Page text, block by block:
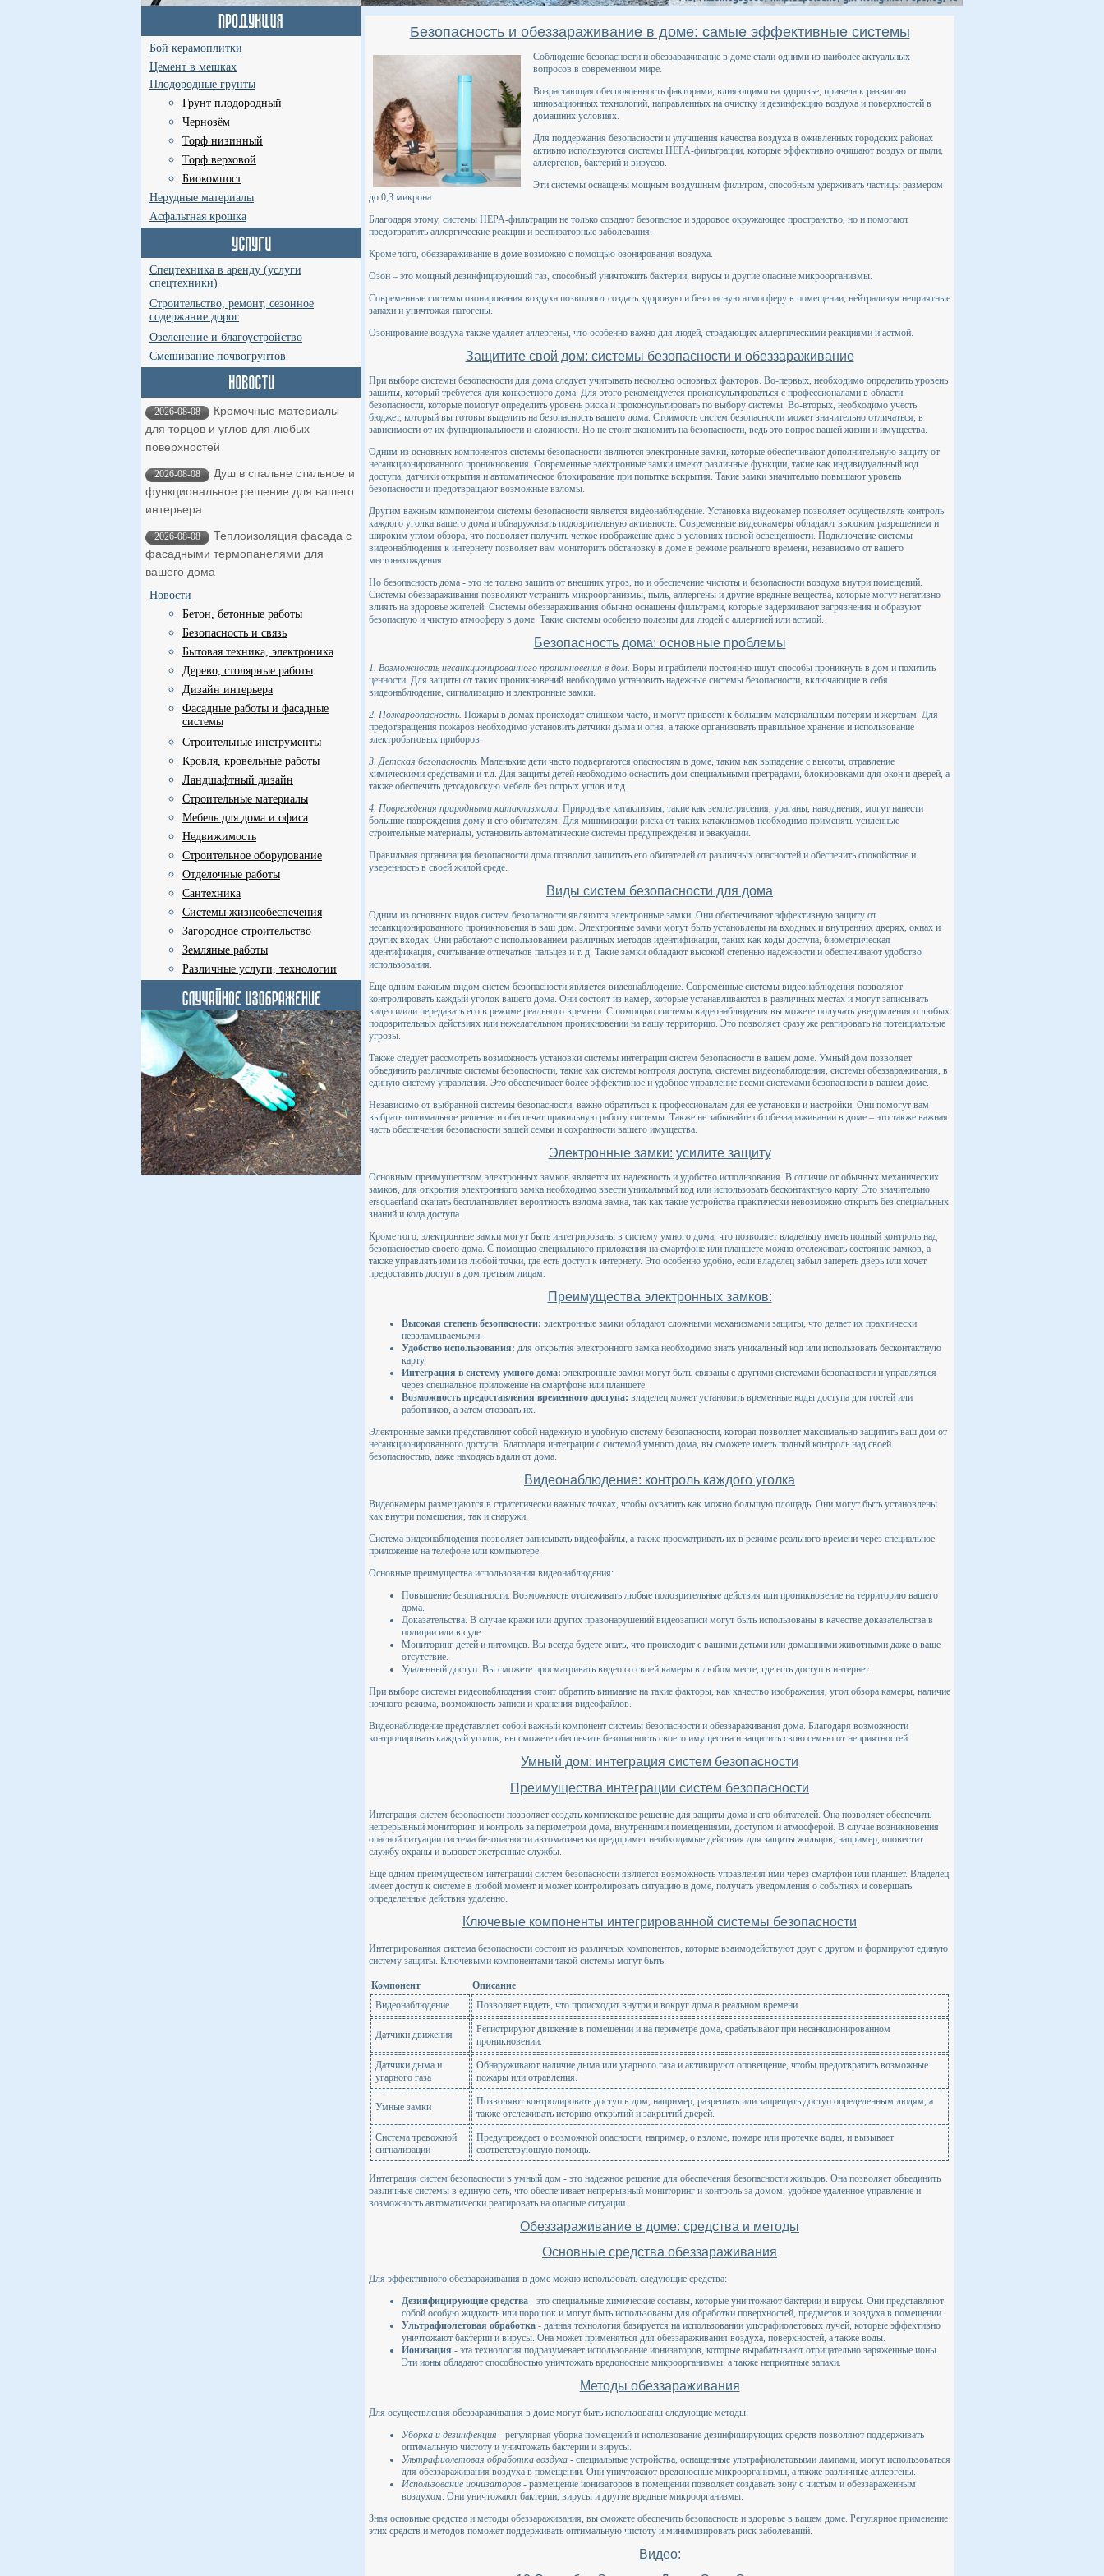
Бой керамоплитки
Цемент в мешках
Плодородные грунты
Грунт плодородный
Чернозём
Торф низинный
Торф верховой
Биокомпост
Нерудные материалы
Асфальтная крошка
Спецтехника в аренду (услуги
спецтехники)
Строительство, ремонт, сезонное
содержание дорог
Озеленение и благоустройство
Смешивание почвогрунтов
2026-08-08
Кромочные материалы
для торцов и углов для любых
поверхностей
2026-08-08
Душ в спальне стильное и
функциональное решение для вашего
интерьера
2026-08-08
Теплоизоляция фасада с
фасадными термопанелями для
вашего дома
Новости
Бетон, бетонные работы
Безопасность и связь
Бытовая техника, электроника
Дерево, столярные работы
Дизайн интерьера
Фасадные работы и фасадные
системы
Строительные инструменты
Кровля, кровельные работы
Ландшафтный дизайн
Строительные материалы
Мебель для дома и офиса
Недвижимость
Строительное оборудование
Отделочные работы
Сантехника
Системы жизнеобеспечения
Загородное строительство
Земляные работы
Различные услуги, технологии
Безопасность и обеззараживание в доме: самые эффективные системы
Соблюдение безопасности и обеззараживание в доме стали одними из наиболее актуальных
вопросов в современном мире.
Возрастающая обеспокоенность факторами, влияющими на здоровье, привела к развитию
инновационных технологий, направленных на очистку и дезинфекцию воздуха и поверхностей в
домашних условиях.
Для поддержания безопасности и улучшения качества воздуха в оживленных городских районах
активно используются системы HEPA-фильтрации, которые эффективно очищают воздух от пыли,
аллергенов, бактерий и вирусов.
Эти системы оснащены мощным воздушным фильтром, способным удерживать частицы размером
до 0,3 микрона.
Благодаря этому, системы HEPA-фильтрации не только создают безопасное и здоровое окружающее пространство, но и помогают
предотвратить аллергические реакции и респираторные заболевания.
Кроме того, обеззараживание в доме возможно с помощью озонирования воздуха.
Озон – это мощный дезинфицирующий газ, способный уничтожить бактерии, вирусы и другие опасные микроорганизмы.
Современные системы озонирования воздуха позволяют создать здоровую и безопасную атмосферу в помещении, нейтрализуя неприятные
запахи и уничтожая патогены.
Озонирование воздуха также удаляет аллергены, что особенно важно для людей, страдающих аллергическими реакциями и астмой.
Защитите свой дом: системы безопасности и обеззараживание
При выборе системы безопасности для дома следует учитывать несколько основных факторов. Во-первых, необходимо определить уровень
защиты, который требуется для конкретного дома. Для этого рекомендуется проконсультироваться с профессионалами в области
безопасности, которые помогут определить уровень риска и проконсультировать по выбору системы. Во-вторых, необходимо учесть
бюджет, который вы готовы выделить на безопасность вашего дома. Стоимость систем безопасности может значительно отличаться, в
зависимости от их функциональности и сложности. Но не стоит экономить на безопасности, ведь это вопрос вашей жизни и имущества.
Одним из основных компонентов системы безопасности являются электронные замки, которые обеспечивают дополнительную защиту от
несанкционированного проникновения. Современные электронные замки имеют различные функции, такие как индивидуальный код
доступа, датчики открытия и автоматическое блокирование при попытке вскрытия. Такие замки значительно повышают уровень
безопасности и предотвращают возможные взломы.
Другим важным компонентом системы безопасности является видеонаблюдение. Установка видеокамер позволяет осуществлять контроль
каждого уголка вашего дома и обнаруживать подозрительную активность. Современные видеокамеры обладают высоким разрешением и
широким углом обзора, что позволяет получить четкое изображение даже в условиях низкой освещенности. Подключение системы
видеонаблюдения к интернету позволяет вам мониторить обстановку в доме в режиме реального времени, независимо от вашего
местонахождения.
Но безопасность дома - это не только защита от внешних угроз, но и обеспечение чистоты и безопасности воздуха внутри помещений.
Системы обеззараживания позволяют устранить микроорганизмы, пыль, аллергены и другие вредные вещества, которые могут негативно
влиять на здоровье жителей. Системы обеззараживания обычно оснащены фильтрами, которые задерживают загрязнения и образуют
безопасную и чистую атмосферу в доме. Такие системы особенно полезны для людей с аллергией или астмой.
Безопасность дома: основные проблемы
1. Возможность несанкционированного проникновения в дом. Воры и грабители постоянно ищут способы проникнуть в дом и похитить
ценности. Для защиты от таких проникновений необходимо установить надежные системы безопасности, включающие в себя
видеонаблюдение, сигнализацию и электронные замки.
2. Пожароопасность. Пожары в домах происходят слишком часто, и могут привести к большим материальным потерям и жертвам. Для
предотвращения пожаров необходимо установить датчики дыма и огня, а также организовать правильное хранение и использование
электробытовых приборов.
3. Детская безопасность. Маленькие дети часто подвергаются опасностям в доме, таким как выпадение с высоты, отравление
химическими средствами и т.д. Для защиты детей необходимо оснастить дом специальными преградами, блокировками для окон и дверей, а
также обеспечить детсадовскую мебель без острых углов и т.д.
4. Повреждения природными катаклизмами. Природные катаклизмы, такие как землетрясения, ураганы, наводнения, могут нанести
большие повреждения дому и его обитателям. Для минимизации риска от таких катаклизмов необходимо применять усиленные
строительные материалы, установить автоматические системы предупреждения и эвакуации.
Правильная организация безопасности дома позволит защитить его обитателей от различных опасностей и обеспечить спокойствие и
уверенность в своей жилой среде.
Виды систем безопасности для дома
Одним из основных видов систем безопасности являются электронные замки. Они обеспечивают эффективную защиту от
несанкционированного проникновения в ваш дом. Электронные замки могут быть установлены на входных и внутренних дверях, окнах и
других входах. Они работают с использованием различных методов идентификации, таких как коды доступа, биометрическая
идентификация, считывание отпечатков пальцев и т. д. Такие замки обладают высокой степенью надежности и обеспечивают удобство
использования.
Еще одним важным видом систем безопасности является видеонаблюдение. Современные системы видеонаблюдения позволяют
контролировать каждый уголок вашего дома. Они состоят из камер, которые устанавливаются в различных местах и могут записывать
видео и/или передавать его в режиме реального времени. С помощью системы видеонаблюдения вы можете получать уведомления о любых
подозрительных действиях или нежелательном проникновении на вашу территорию. Это позволяет сразу же реагировать на потенциальные
угрозы.
Также следует рассмотреть возможность установки системы интеграции систем безопасности в вашем доме. Умный дом позволяет
объединить различные системы безопасности, такие как системы контроля доступа, системы видеонаблюдения, системы обеззараживания, в
единую систему управления. Это обеспечивает более эффективное и удобное управление всеми системами безопасности в вашем доме.
Независимо от выбранной системы безопасности, важно обратиться к профессионалам для ее установки и настройки. Они помогут вам
выбрать оптимальное решение и обеспечат правильную работу системы. Также не забывайте об обеззараживании в доме – это также важная
часть обеспечения безопасности вашей семьи и сохранности вашего имущества.
Электронные замки: усилите защиту
Основным преимуществом электронных замков является их надежность и удобство использования. В отличие от обычных механических
замков, для открытия электронного замка необходимо ввести уникальный код или использовать бесконтактную карту. Это значительно
ersquaerland скачать бесплатновляет вероятность взлома замка, так как такие устройства практически невозможно открыть без специальных
знаний и кода доступа.
Кроме того, электронные замки могут быть интегрированы в систему умного дома, что позволяет владельцу иметь полный контроль над
безопасностью своего дома. С помощью специального приложения на смартфоне или планшете можно отслеживать состояние замков, а
также управлять ими из любой точки, где есть доступ к интернету. Это особенно удобно, если владелец забыл запереть дверь или хочет
предоставить доступ в дом третьим лицам.
Преимущества электронных замков:
Высокая степень безопасности: электронные замки обладают сложными механизмами защиты, что делает их практически
невзламываемыми.
Удобство использования: для открытия электронного замка необходимо знать уникальный код или использовать бесконтактную
карту.
Интеграция в систему умного дома: электронные замки могут быть связаны с другими системами безопасности и управляться
через специальное приложение на смартфоне или планшете.
Возможность предоставления временного доступа: владелец может установить временные коды доступа для гостей или
работников, а затем отозвать их.
Электронные замки представляют собой надежную и удобную систему безопасности, которая позволяет максимально защитить ваш дом от
несанкционированного доступа. Благодаря интеграции с системой умного дома, вы сможете иметь полный контроль над своей
безопасностью, даже находясь вдали от дома.
Видеонаблюдение: контроль каждого уголка
Видеокамеры размещаются в стратегически важных точках, чтобы охватить как можно большую площадь. Они могут быть установлены
как внутри помещения, так и снаружи.
Система видеонаблюдения позволяет записывать видеофайлы, а также просматривать их в режиме реального времени через специальное
приложение на телефоне или компьютере.
Основные преимущества использования видеонаблюдения:
Повышение безопасности. Возможность отслеживать любые подозрительные действия или проникновение на территорию вашего
дома.
Доказательства. В случае кражи или других правонарушений видеозаписи могут быть использованы в качестве доказательства в
полиции или в суде.
Мониторинг детей и питомцев. Вы всегда будете знать, что происходит с вашими детьми или домашними животными даже в ваше
отсутствие.
Удаленный доступ. Вы сможете просматривать видео со своей камеры в любом месте, где есть доступ в интернет.
При выборе системы видеонаблюдения стоит обратить внимание на такие факторы, как качество изображения, угол обзора камеры, наличие
ночного режима, возможность записи и хранения видеофайлов.
Видеонаблюдение представляет собой важный компонент системы безопасности и обеззараживания дома. Благодаря возможности
контролировать каждый уголок, вы сможете обеспечить безопасность своего имущества и защитить свою семью от неприятностей.
Умный дом: интеграция систем безопасности
Преимущества интеграции систем безопасности
Интеграция систем безопасности позволяет создать комплексное решение для защиты дома и его обитателей. Она позволяет обеспечить
непрерывный мониторинг и контроль за периметром дома, внутренними помещениями, доступом и атмосферой. В случае возникновения
опасной ситуации система безопасности автоматически предпримет необходимые действия для защиты жильцов, например, оповестит
службу охраны и вызовет экстренные службы.
Еще одним преимуществом интеграции систем безопасности является возможность управления ими через смартфон или планшет. Владелец
имеет доступ к системе в любой момент и может контролировать ситуацию в доме, получать уведомления о событиях и совершать
определенные действия удаленно.
Ключевые компоненты интегрированной системы безопасности
Интегрированная система безопасности состоит из различных компонентов, которые взаимодействуют друг с другом и формируют единую
систему защиты. Ключевыми компонентами такой системы могут быть:
Компонент
Описание
Видеонаблюдение
Позволяет видеть, что происходит внутри и вокруг дома в реальном времени.
Датчики движения
Регистрируют движение в помещении и на периметре дома, срабатывают при несанкционированном
проникновении.
Датчики дыма и
угарного газа
Обнаруживают наличие дыма или угарного газа и активируют оповещение, чтобы предотвратить возможные
пожары или отравления.
Умные замки
Позволяют контролировать доступ в дом, например, разрешать или запрещать доступ определенным людям, а
также отслеживать историю открытий и закрытий дверей.
Система тревожной
сигнализации
Предупреждает о возможной опасности, например, о взломе, пожаре или протечке воды, и вызывает
соответствующую помощь.
Интеграция систем безопасности в умный дом - это надежное решение для обеспечения безопасности жильцов. Она позволяет объединить
различные системы в единую сеть, что обеспечивает непрерывный мониторинг и контроль за домом, удобное удаленное управление и
возможность автоматически реагировать на опасные ситуации.
Обеззараживание в доме: средства и методы
Основные средства обеззараживания
Для эффективного обеззараживания в доме можно использовать следующие средства:
Дезинфицирующие средства - это специальные химические составы, которые уничтожают бактерии и вирусы. Они представляют
собой особую жидкость или порошок и могут быть использованы для обработки поверхностей, предметов и воздуха в помещении.
Ультрафиолетовая обработка - данная технология базируется на использовании ультрафиолетовых лучей, которые эффективно
уничтожают бактерии и вирусы. Она может применяться для обеззараживания воздуха, поверхностей, а также воды.
Ионизация - эта технология подразумевает использование ионизаторов, которые вырабатывают отрицательно заряженные ионы.
Эти ионы обладают способностью уничтожать вредоносные микроорганизмы, а также неприятные запахи.
Методы обеззараживания
Для осуществления обеззараживания в доме могут быть использованы следующие методы:
Уборка и дезинфекция - регулярная уборка помещений и использование дезинфицирующих средств позволяют поддерживать
оптимальную чистоту и уничтожать бактерии и вирусы.
Ультрафиолетовая обработка воздуха - специальные устройства, оснащенные ультрафиолетовыми лампами, могут использоваться
для обеззараживания воздуха в помещении. Они уничтожают вредоносные микроорганизмы, а также различные аллергены.
Использование ионизаторов - размещение ионизаторов в помещении позволяет создавать зону с чистым и обеззараженным
воздухом. Они уничтожают бактерии, вирусы и другие вредные микроорганизмы.
Зная основные средства и методы обеззараживания, вы сможете обеспечить безопасность и здоровье в вашем доме. Регулярное применение
этих средств и методов поможет поддерживать оптимальную чистоту и минимизировать риск заболеваний.
Видео: